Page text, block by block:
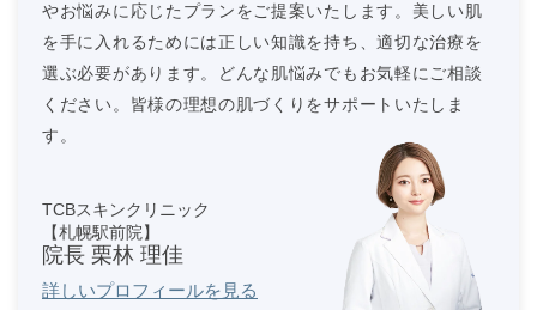
やお悩みに応じたプランをご提案いたします。美しい肌
を手に入れるためには正しい知識を持ち、適切な治療を
選ぶ必要があります。どんな肌悩みでもお気軽にご相談
ください。皆様の理想の肌づくりをサポートいたしま
す。
TCBスキンクリニック
【札幌駅前院】
院長 栗林 理佳
詳しいプロフィールを見る